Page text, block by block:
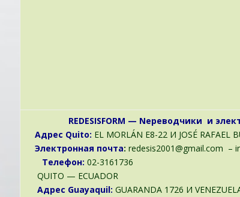
REDESISFORM — Nереводчики и
Адрес Quito: EL MORLÁN E8-22 И JOSÉ
Электронная почта:
Телефон: 02-
QUITO —
Адрес Guayaquil: GUARANDA 1726 И